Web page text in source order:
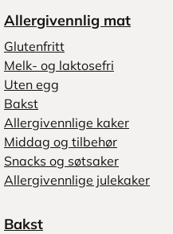
Allergivennlig mat
Glutenfritt
Melk- og laktosefri
Uten egg
Bakst
Allergivennlige kaker
Middag og tilbehør
Snacks og søtsaker
Allergivennlige julekaker
Bakst